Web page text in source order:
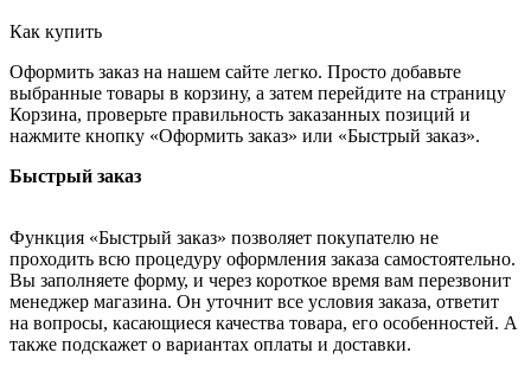
Как купить
Оформить заказ на нашем сайте легко. Просто добавьте
выбранные товары в корзину, а затем перейдите на страницу
Корзина, проверьте правильность заказанных позиций и
нажмите кнопку «Оформить заказ» или «Быстрый заказ».
Быстрый заказ
Функция «Быстрый заказ» позволяет покупателю не
проходить всю процедуру оформления заказа самостоятельно.
Вы заполняете форму, и через короткое время вам перезвонит
менеджер магазина. Он уточнит все условия заказа, ответит
на вопросы, касающиеся качества товара, его особенностей. А
также подскажет о вариантах оплаты и доставки.